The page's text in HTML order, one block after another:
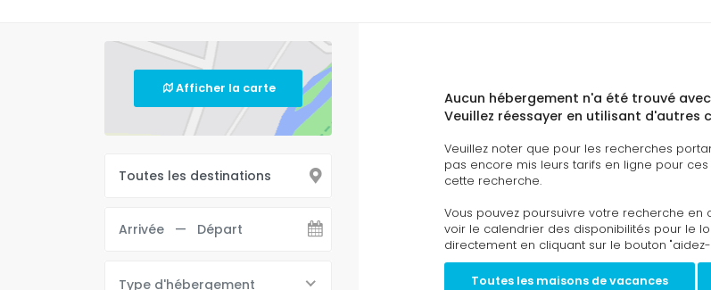
Afficher la carte
Type d'hébergement
Aucun hébergement n'a été trouvé
Veuillez réessayer en utilisant d'autres
Veuillez noter que pour les recherches
pas encore mis leurs tarifs en ligne pour
cette recherche.
Vous pouvez poursuivre votre recherche en
voir le calendrier des disponibilités pour le
directement en cliquant sur le bouton
Toutes les maisons de vacances